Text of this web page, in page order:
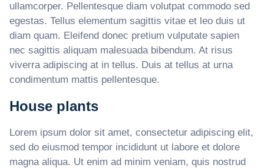
ullamcorper. Pellentesque diam volutpat commodo sed
egestas. Tellus elementum sagittis vitae et leo duis ut
diam quam. Eleifend donec pretium vulputate sapien
nec sagittis aliquam malesuada bibendum. At risus
viverra adipiscing at in tellus. Duis at tellus at urna
condimentum mattis pellentesque.
House plants
Lorem ipsum dolor sit amet, consectetur adipiscing elit,
sed do eiusmod tempor incididunt ut labore et dolore
magna aliqua. Ut enim ad minim veniam, quis nostrud